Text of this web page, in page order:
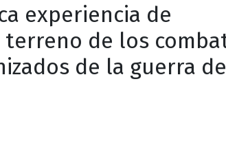
experiencia de
de los
de la guerra de